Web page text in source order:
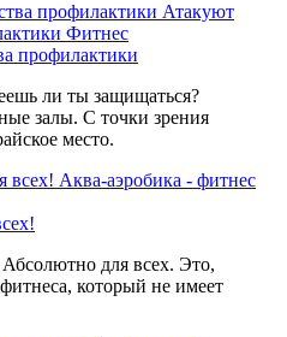
Атакуют
Фитнес
профилактики
ли ты защищаться?
залы. С точки зрения
место.
Аква-аэробика - фитнес
для всех. Это,
который не имеет